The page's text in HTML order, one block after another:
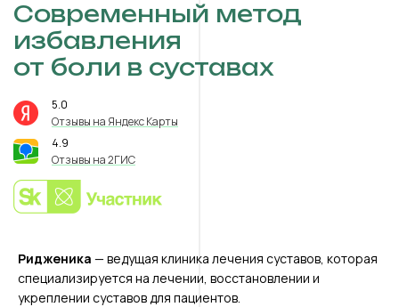
Современный метод
избавления
от боли в суставах
5.0
Отзывы на Яндекс Карты
4.9
Отзывы на 2ГИС
Ридженика — ведущая клиника лечения суставов, которая
специализируется на лечении, восстановлении и
укреплении суставов для пациентов.